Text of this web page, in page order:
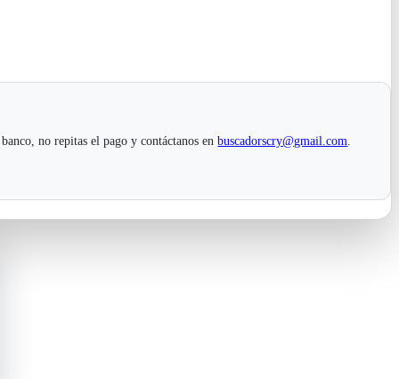
no repitas el pago y contáctanos enbuscadorscry@gmail.com